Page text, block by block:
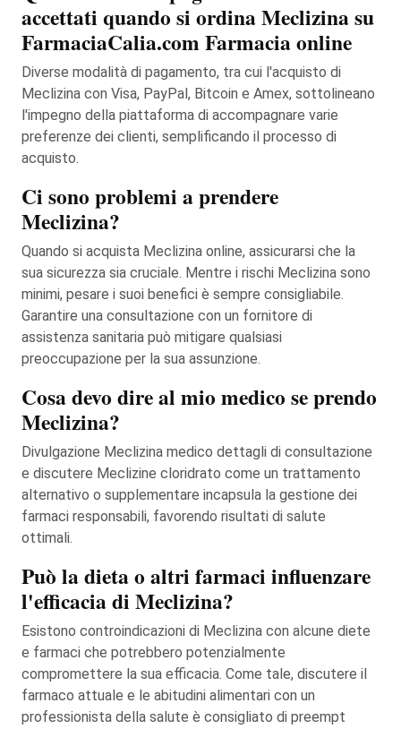
accettati quando si ordina Meclizina su
FarmaciaCalia.com Farmacia online
Diverse modalità di pagamento, tra cui l'acquisto di
Meclizina con Visa, PayPal, Bitcoin e Amex, sottolineano
l'impegno della piattaforma di accompagnare varie
preferenze dei clienti, semplificando il processo di
acquisto.
Ci sono problemi a prendere
Meclizina?
Quando si acquista Meclizina online, assicurarsi che la
sua sicurezza sia cruciale. Mentre i rischi Meclizina sono
minimi, pesare i suoi benefici è sempre consigliabile.
Garantire una consultazione con un fornitore di
assistenza sanitaria può mitigare qualsiasi
preoccupazione per la sua assunzione.
Cosa devo dire al mio medico se prendo
Meclizina?
Divulgazione Meclizina medico dettagli di consultazione
e discutere Meclizine cloridrato come un trattamento
alternativo o supplementare incapsula la gestione dei
farmaci responsabili, favorendo risultati di salute
ottimali.
Può la dieta o altri farmaci influenzare
l'efficacia di Meclizina?
Esistono controindicazioni di Meclizina con alcune diete
e farmaci che potrebbero potenzialmente
compromettere la sua efficacia. Come tale, discutere il
farmaco attuale e le abitudini alimentari con un
professionista della salute è consigliato di preempt